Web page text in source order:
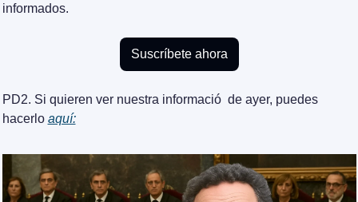
informados.
Suscríbete ahora
PD2. Si quieren ver nuestra informació  de ayer, puedes
hacerlo aquí: